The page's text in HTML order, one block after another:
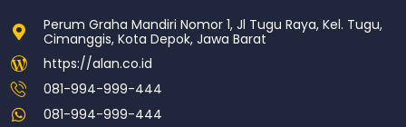
Perum Graha Mandiri Nomor 1, Jl Tugu Raya, Kel. Tugu,
Cimanggis, Kota Depok, Jawa Barat
https://alan.co.id
081-994-999-444
081-994-999-444